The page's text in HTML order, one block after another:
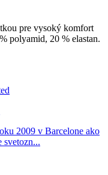
pre vysoký komfort
polyamid, 20 % elastan.
2009 v Barcelone ako
svetozn...